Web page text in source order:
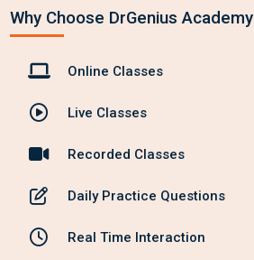
Why Choose DrGenius Academy
Online Classes
Live Classes
Recorded Classes
Daily Practice Questions
Real Time Interaction